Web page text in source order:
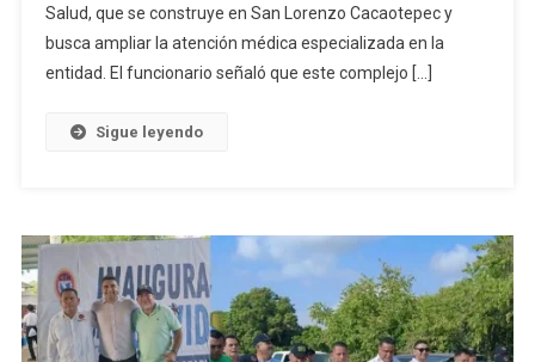
Ciudad
Salud
Salud, que se construye en San Lorenzo Cacaotepec y
busca ampliar la atención médica especializada en la
entidad. El funcionario señaló que este complejo […]
Sigue leyendo